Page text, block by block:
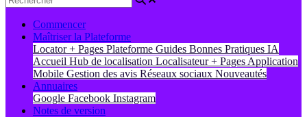
Commencer
Maîtriser la Plateforme
Locator + Pages Plateforme Guides Bonnes Pratiques IA
Accueil Hub de localisation Localisateur + Pages Application
Mobile Gestion des avis Réseaux sociaux Nouveautés
Annuaires
Google Facebook Instagram
Notes de version